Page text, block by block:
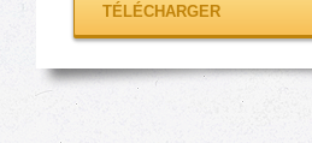
TÉLÉCHARGER